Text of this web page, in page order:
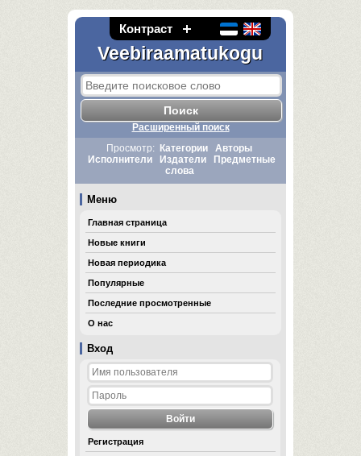
Контраст
Veebiraamatukogu
Вход
Регистрация
Расширенный поиск
Просмотр:
Категории
Авторы
Исполнители
Издатели
Предметные
слова
Меню
Главная страница
Новые книги
Новая периодика
Популярные
Последние просмотренные
О нас